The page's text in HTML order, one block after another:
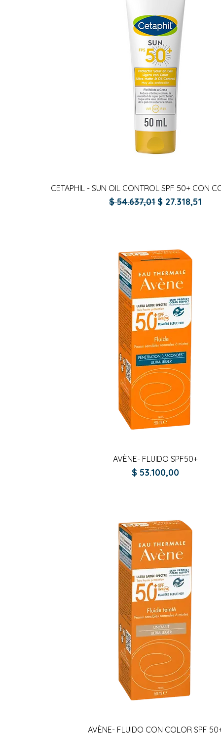
Vista rápida
CETAPHIL - SUN OIL CONTROL SPF 50+ CON
Precio
$ 54.637,01 Precio de
$ 27.318,51
Vista rápida
AVÈNE- FLUIDO SPF50+
Precio
$ 53.100,00
Vista rápida
AVÈNE- FLUIDO CON COLOR SPF